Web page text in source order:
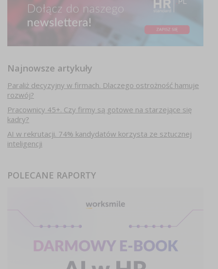
Najnowsze artykuły
Paraliż decyzyjny w firmach. Dlaczego ostrożność hamuje
rozwój?
Pracownicy 45+. Czy firmy są gotowe na starzejące się
kadry?
AI w rekrutacji. 74% kandydatów korzysta ze sztucznej
inteligencji
POLECANE RAPORTY